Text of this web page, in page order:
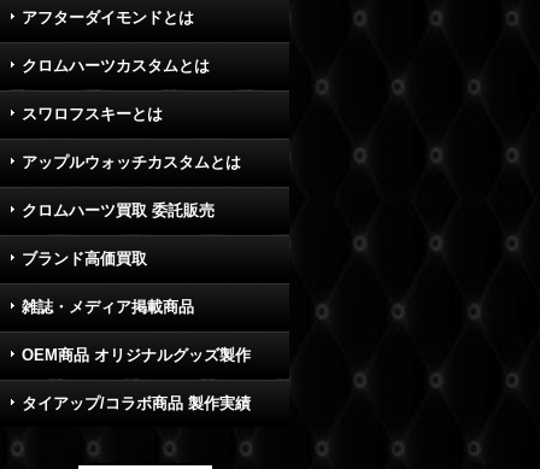
アフターダイモンドとは
クロムハーツカスタムとは
スワロフスキーとは
アップルウォッチカスタムとは
クロムハーツ買取 委託販売
ブランド高価買取
雑誌・メディア掲載商品
OEM商品 オリジナルグッズ製作
タイアップ/コラボ商品 製作実績